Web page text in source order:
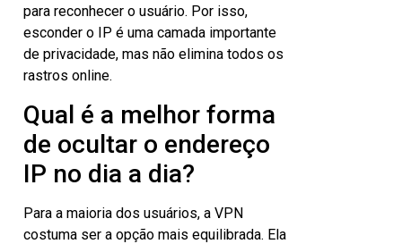
para reconhecer o usuário. Por isso,
esconder o IP é uma camada importante
de privacidade, mas não elimina todos os
rastros online.
Qual é a melhor forma
de ocultar o endereço
IP no dia a dia?
Para a maioria dos usuários, a VPN
costuma ser a opção mais equilibrada. Ela